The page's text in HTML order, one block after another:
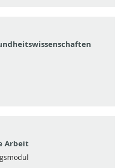
Arbeit